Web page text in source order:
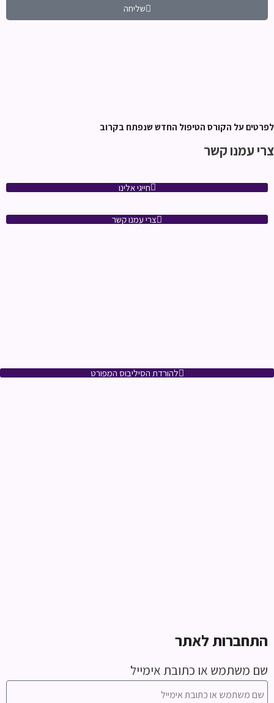
שליחה
לפרטים על הקורס הטיפול החדש שנפתח בקרוב
צרי עמנו קשר
חייגי אלינו
צרי עמנו קשר
להורדת הסיליבוס המפורט
התחברות לאתר
שם משתמש או כתובת אימייל